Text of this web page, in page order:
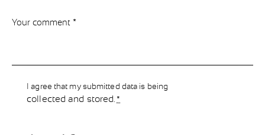
I agree that my submitted data is being
collected and stored .*